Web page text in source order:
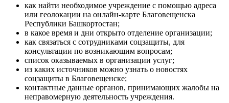
как найти необходимое учреждение с помощью адреса
или геолокации на онлайн-карте Благовещенска
Республики Башкортостан;
в какое время и дни открыто отделение организации;
как связаться с сотрудниками соцзащиты, для
консультации по возникающим вопросам;
список оказываемых в организации услуг;
из каких источников можно узнать о новостях
соцзащиты в Благовещенске;
контактные данные органов, принимающих жалобы на
неправомерную деятельность учреждения.